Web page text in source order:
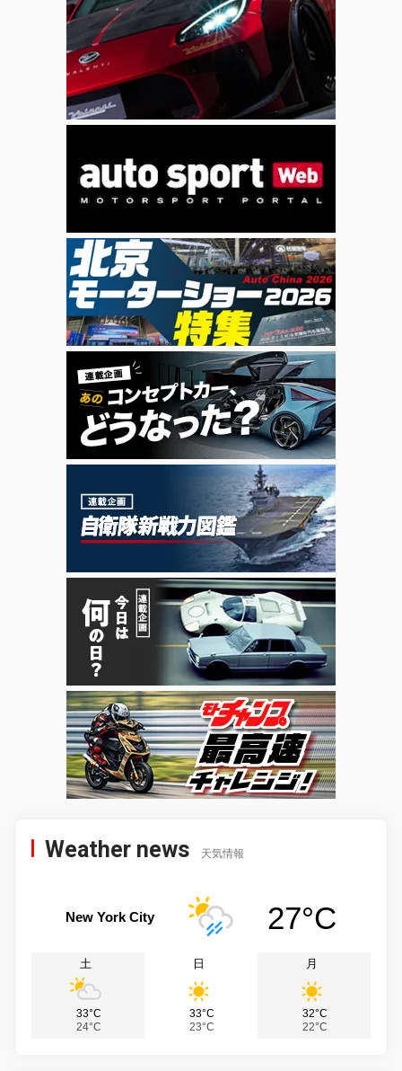
Weather news 天気情報
New York City 27°C
土
33°C
24°C
日
33°C
23°C
月
32°C
22°C